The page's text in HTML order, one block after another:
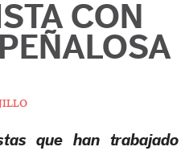
CON
que han trabajado